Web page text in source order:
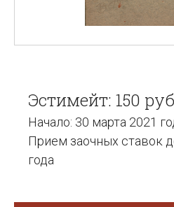
Эстимейт: 150
Начало: 30 марта 2021
Прием заочных ставок
года